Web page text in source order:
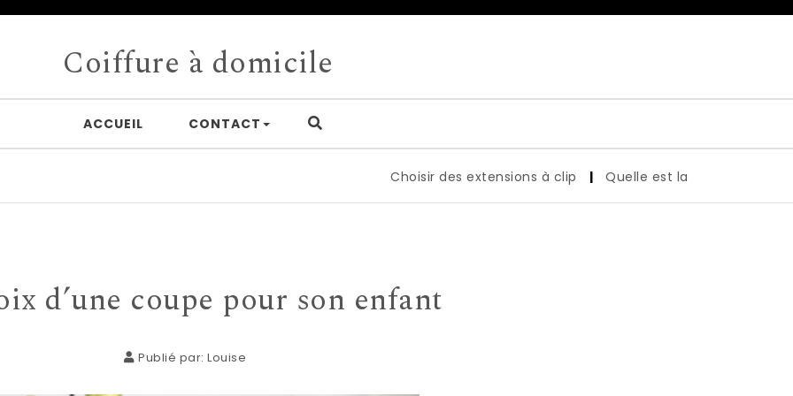
Coiffure à domicile
ACCUEIL CONTACT
Choisir des extensions à clip | Quelle est la coiffure parfaite
d’une coupe pour son enfant
Publié par:Louise